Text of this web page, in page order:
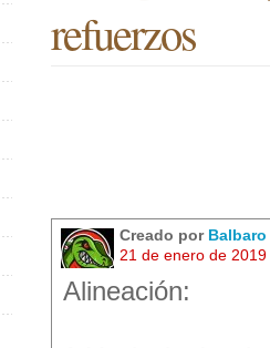
refuerzos
Creado por Balbaro
21 de enero de
Alineación: